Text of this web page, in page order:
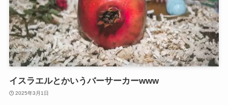
イスラエルとかいうバーサーカーwww
2025年3月1日